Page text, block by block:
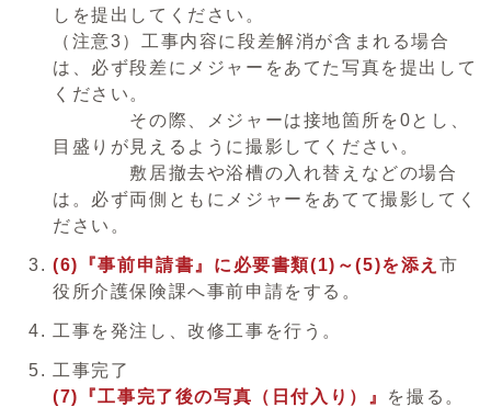
しを提出してください。
（注意3）工事内容に段差解消が含まれる場合
は、必ず段差にメジャーをあてた写真を提出して
ください。
その際、メジャーは接地箇所を0とし、
目盛りが見えるように撮影してください。
敷居撤去や浴槽の入れ替えなどの場合
は。必ず両側ともにメジャーをあてて撮影してく
ださい。
(6)『事前申請書』 に 必要書類(1)～(5)を添え市
役所介護保険課へ事前申請をする。
工事を発注し、改修工事を行う。
工事完了
(7)『工事完了後の写真（日付入り）』 を撮る。